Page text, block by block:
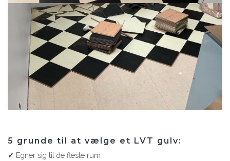
5 grunde til at vælge et LVT gulv:
✓ Egner sig til de fleste rum